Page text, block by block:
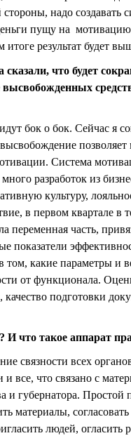
надо создавать
пущу на
результат будет
что будет
высвобожденных
бок о бок. Сейчас я
Система
разработок из
культуру,
в первом квартале в
часть,
показатели
какие параметры и
от функционала.
подготовки
И что такое аппарат
связности всех
все, что связано с
и губернатора. Простой
материалы,
людей, огласить